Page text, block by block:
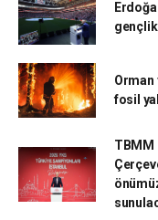
gençlik
Orman
fosil
TBMM